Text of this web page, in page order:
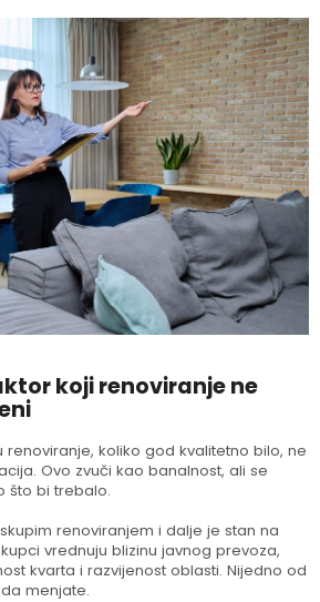
koji renoviranje ne
renoviranje, koliko god kvalitetno bilo, ne
Ovo zvuči kao banalnost, ali se
što bi trebalo.
renoviranjem i dalje je stan na
vrednuju blizinu javnog prevoza,
kvarta i razvijenost oblasti. Nijedno od
menjate.